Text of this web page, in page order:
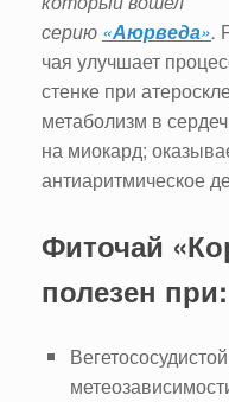
серию «Аюрведа».
чая улучшает
стенке при
метаболизм в
на миокард;
антиаритмическое
Фиточай
полезен при: